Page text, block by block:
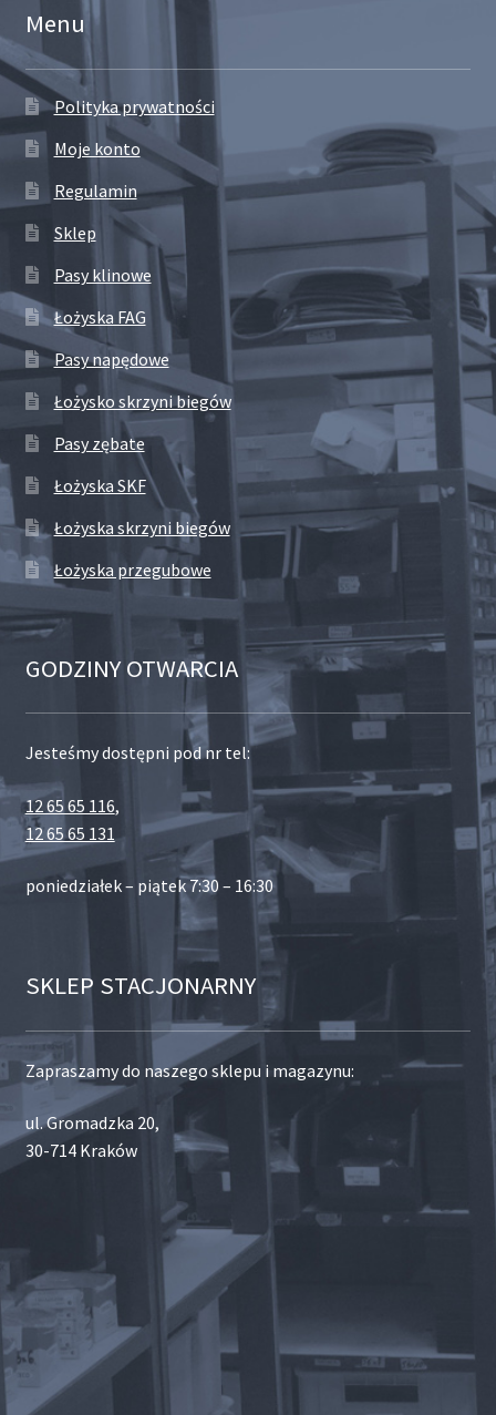
Menu
Polityka prywatności
Moje konto
Regulamin
Sklep
Pasy klinowe
Łożyska FAG
Pasy napędowe
Łożysko skrzyni biegów
Pasy zębate
Łożyska SKF
Łożyska skrzyni biegów
Łożyska przegubowe
GODZINY OTWARCIA
Jesteśmy dostępni pod nr tel:
12 65 65 116,
12 65 65 131
poniedziałek – piątek 7:30 – 16:30
SKLEP STACJONARNY
Zapraszamy do naszego sklepu i magazynu:
ul. Gromadzka 20,
30-714 Kraków